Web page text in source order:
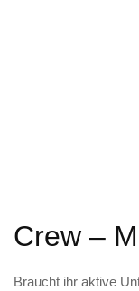
Crew –
Braucht ihr aktive